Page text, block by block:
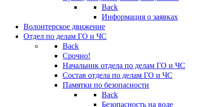
Back
Информация о заявках
Волонтерское движение
Отдел по делам ГО и ЧС
Back
Срочно!
Начальник отдела по делам ГО и ЧС
Состав отдела по делам ГО и ЧС
Памятки по безопасности
Back
Безопасность на воде